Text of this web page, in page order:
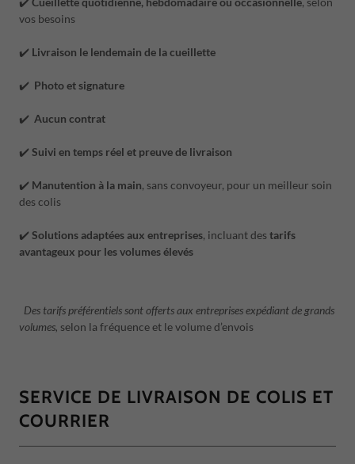
vos besoins
✔️ Livraison le lendemain de la cueillette
✔️ Photo et signature
✔️ Aucun contrat
✔️ Suivi en temps réel et preuve de livraison
✔️ Manutention à la main, sans convoyeur, pour un meilleur soin
des colis
✔️ Solutions adaptées aux entreprises, incluant destarifs
avantageux pour les volumes élevés
Des tarifs préférentiels sont offerts aux entreprises expédiant de grands
volumes, selon la fréquence et le volume d’envois
SERVICE DE LIVRAISON DE COLIS ET
COURRIER